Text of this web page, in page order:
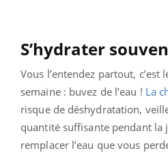
S’hydrater
Vous l’entendez partout,
semaine : buvez de l’eau ! La
risque de déshydratation,
quantité suffisante pendant la
remplacer l’eau que vous